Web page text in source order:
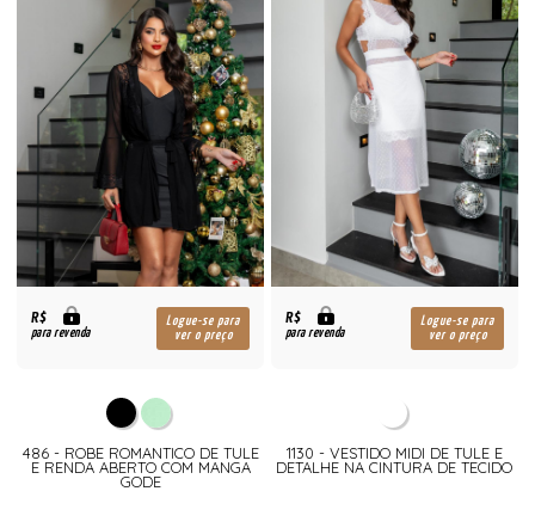
R$
para revenda
Logue-se para
ver o preço
486 - ROBE ROMANTICO DE TULE
E RENDA ABERTO COM MANGA
GODE
R$
para revenda
Logue-se para
ver o preço
1130 - VESTIDO MIDI DE TULE E
DETALHE NA CINTURA DE TECIDO